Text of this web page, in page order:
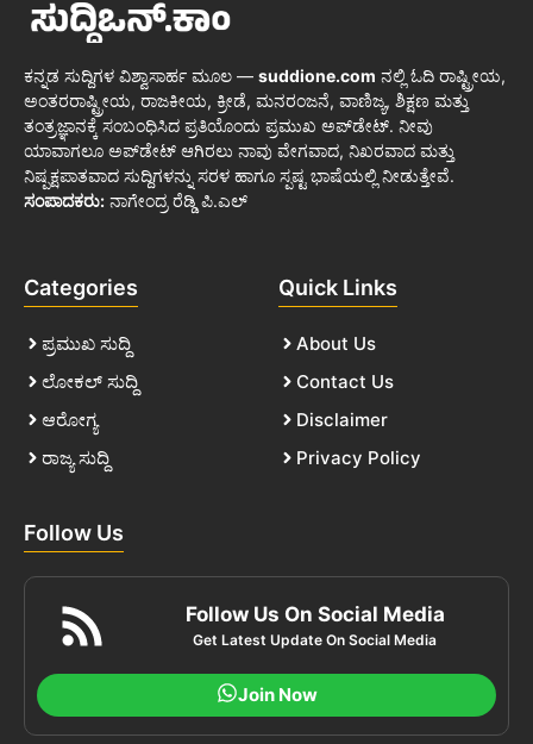
ಕನ್ನಡ ಸುದ್ದಿಗಳ ವಿಶ್ವಾಸಾರ್ಹ ಮೂಲ — suddione.com ನಲ್ಲಿ ಓದಿ ರಾಷ್ಟ್ರೀಯ,
ಅಂತರರಾಷ್ಟ್ರೀಯ, ರಾಜಕೀಯ, ಕ್ರೀಡೆ, ಮನರಂಜನೆ, ವಾಣಿಜ್ಯ, ಶಿಕ್ಷಣ ಮತ್ತು
ತಂತ್ರಜ್ಞಾನಕ್ಕೆ ಸಂಬಂಧಿಸಿದ ಪ್ರತಿಯೊಂದು ಪ್ರಮುಖ ಅಪ್‌ಡೇಟ್. ನೀವು
ಯಾವಾಗಲೂ ಅಪ್‌ಡೇಟ್ ಆಗಿರಲು ನಾವು ವೇಗವಾದ, ನಿಖರವಾದ ಮತ್ತು
ನಿಷ್ಪಕ್ಷಪಾತವಾದ ಸುದ್ದಿಗಳನ್ನು ಸರಳ ಹಾಗೂ ಸ್ಪಷ್ಟ ಭಾಷೆಯಲ್ಲಿ ನೀಡುತ್ತೇವೆ.
ಸಂಪಾದಕರು: ನಾಗೇಂದ್ರ ರೆಡ್ಡಿ ಪಿ.ಎಲ್
Categories
ಪ್ರಮುಖ ಸುದ್ದಿ
ಲೋಕಲ್ ಸುದ್ದಿ
ಆರೋಗ್ಯ
ರಾಜ್ಯ ಸುದ್ದಿ
Quick Links
About Us
Contact Us
Disclaimer
Privacy Policy
Follow Us
Follow Us On Social Media
Get Latest Update On Social Media
Join Now